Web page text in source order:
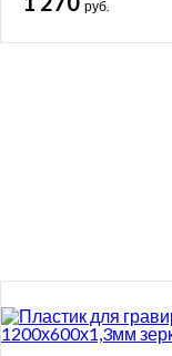
руб.